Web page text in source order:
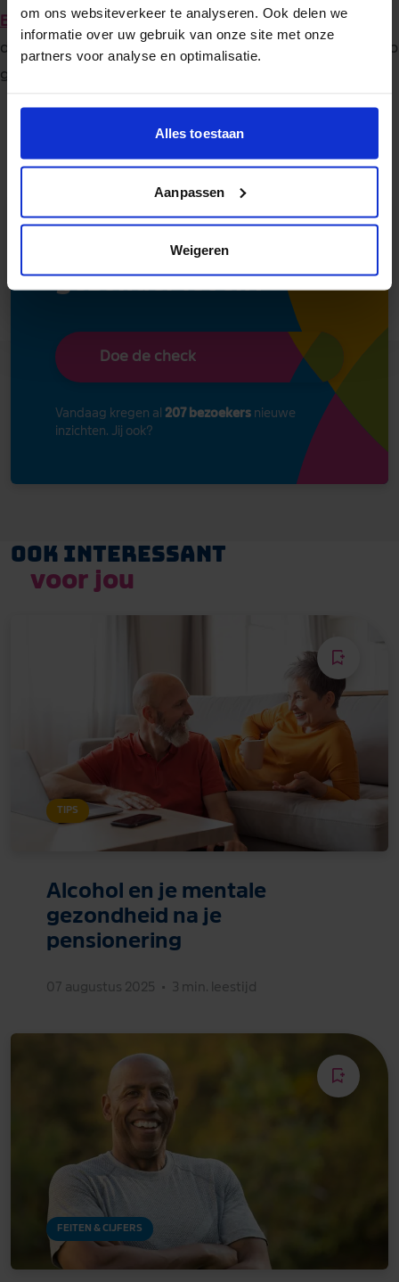
om ons websiteverkeer te analyseren. Ook delen we
informatie over uw gebruik van onze site met onze
partners voor analyse en optimalisatie.
Alles toestaan
Aanpassen
Weigeren
Bekijk de video van Lena, die op haar 60ste besloot 100
dagen geen alcohol te drinken. En ja, ze bleef nog net zo
gezellig — én voelde zich fitter en energieker!
Aan de slag met een
gezonder leven?
Doe de check
Vandaag kregen al 207 bezoekers nieuwe
inzichten. Jij ook?
Ook interessant
voor jou
TIPS
Alcohol en je mentale
gezondheid na je
pensionering
07 augustus 2025 • 3 min. leestijd
FEITEN & CIJFERS